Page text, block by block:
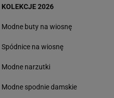
KOLEKCJE 2026
Modne buty na wiosnę
Spódnice na wiosnę
Modne narzutki
Modne spodnie damskie